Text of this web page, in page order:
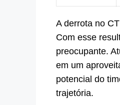
A derrota no
Com esse
preocupante.
em um
potencial do
trajetória.